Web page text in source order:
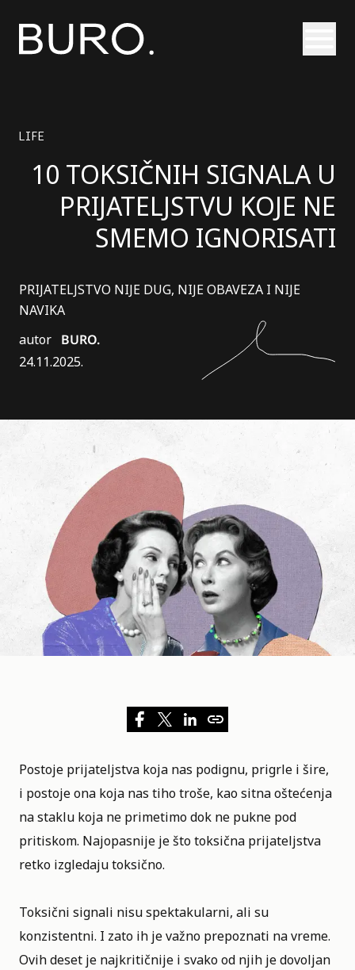
LIFE
10 TOKSIČNIH SIGNALA U
PRIJATELJSTVU KOJE NE
SMEMO IGNORISATI
PRIJATELJSTVO NIJE DUG, NIJE OBAVEZA I NIJE
NAVIKA
autor BURO.
24.11.2025.
Postoje prijateljstva koja nas podignu, prigrle i šire,
i postoje ona koja nas tiho troše, kao sitna oštećenja
na staklu koja ne primetimo dok ne pukne pod
pritiskom. Najopasnije je što toksična prijateljstva
retko izgledaju toksično.
Toksični signali nisu spektakularni, ali su
konzistentni. I zato ih je važno prepoznati na vreme.
Ovih deset je najkritičnije i svako od njih je dovoljan